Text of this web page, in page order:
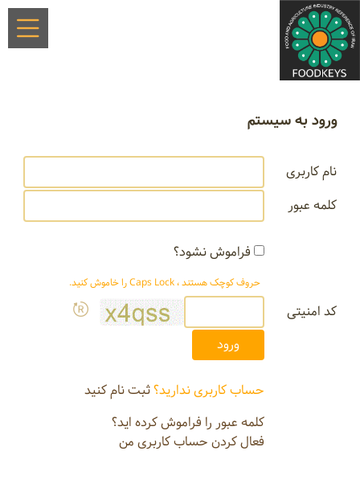
ورود به سیستم
نام کاربری
کلمه عبور
فراموش نشود؟
حروف کوچک هستند ، Caps Lock را خاموش کنید.
کد امنیتی
حساب کاربری ندارید؟ثبت نام کنید
کلمه عبور را فراموش کرده اید؟
فعال کردن حساب کاربری من